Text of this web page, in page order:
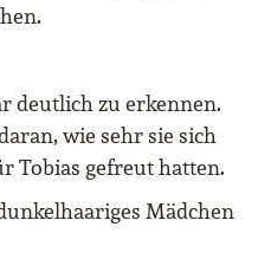
deutlich zu erkennen.
wie sehr sie sich
Tobias gefreut hatten.
Mädchen